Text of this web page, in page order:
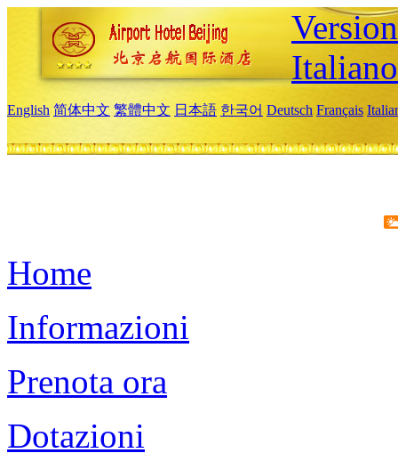
Italiano
English 简体中文 繁體中文 日本語 한국어 Deutsch Français
Home
Informazioni
Prenota ora
Dotazioni